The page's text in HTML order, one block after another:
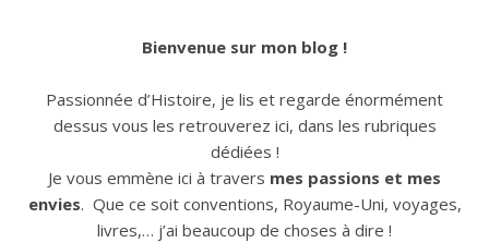
Bienvenue sur mon blog !
Passionnée d’Histoire, je lis et regarde énormément
dessus vous les retrouverez ici, dans les rubriques
dédiées !
Je vous emmène ici à travers mes passions et mes
envies. Que ce soit conventions, Royaume-Uni, voyages,
livres,… j’ai beaucoup de choses à dire !